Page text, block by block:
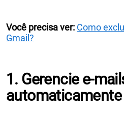
Você precisa ver: Como
Gmail?
1. Gerencie e-
automaticamente